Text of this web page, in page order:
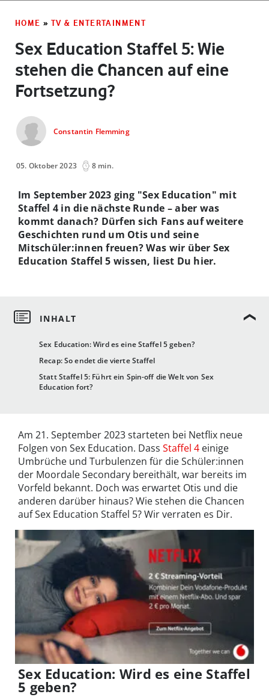
HOME » TV & ENTERTAINMENT
Sex Education Staffel 5: Wie
stehen die Chancen auf eine
Fortsetzung?
Constantin Flemming
05. Oktober 2023 8 min.
Sex Education: Wird es eine Staffel 5 geben?
Recap: So endet die vierte Staffel
Statt Staffel 5: Führt ein Spin-off die Welt von Sex
Education fort?
Im September 2023 ging "Sex Education" mit
Staffel 4 in die nächste Runde – aber was
kommt danach? Dürfen sich Fans auf weitere
Geschichten rund um Otis und seine
Mitschüler:innen freuen? Was wir über Sex
Education Staffel 5 wissen, liest Du hier.
Am 21. September 2023 starteten bei Netflix neue
Folgen von Sex Education. Dass Staffel 4 einige
Umbrüche und Turbulenzen für die Schüler:innen
der Moordale Secondary bereithält, war bereits im
Vorfeld bekannt. Doch was erwartet Otis und die
anderen darüber hinaus? Wie stehen die Chancen
auf Sex Education Staffel 5? Wir verraten es Dir.
Sex Education: Wird es eine Staffel
5 geben?